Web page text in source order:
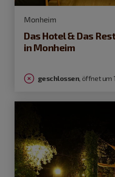
Monheim
Das Hotel & Das
in Monheim
geschlossen, öffnet um